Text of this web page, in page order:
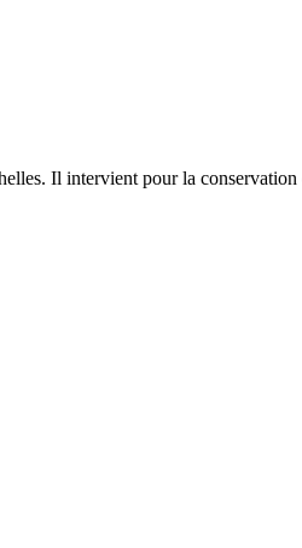
Il intervient pour la conservation